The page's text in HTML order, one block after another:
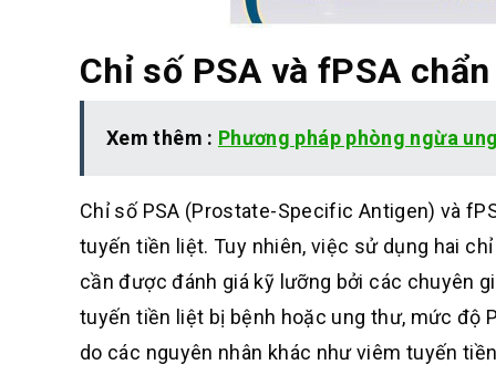
Chỉ số PSA và fPSA
Xem thêm : Phương pháp phòng ngừa
Chỉ số PSA (Prostate-Specific Antigen) và
tuyến tiền liệt. Tuy nhiên, việc sử dụng hai
cần được đánh giá kỹ lưỡng bởi các chuyên
tuyến tiền liệt bị bệnh hoặc ung thư, mức độ
do các nguyên nhân khác như viêm tuyến